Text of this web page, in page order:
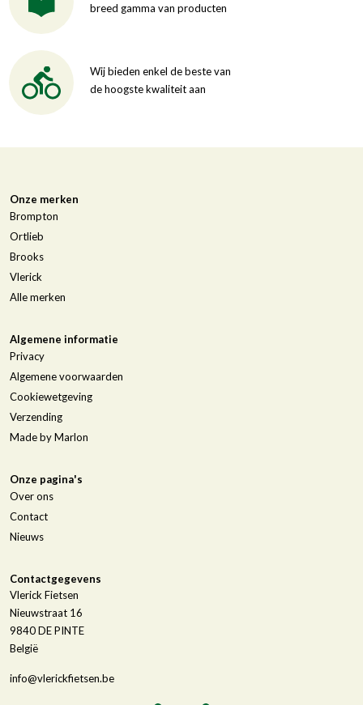
breed gamma van producten
Wij bieden enkel de beste van
de hoogste kwaliteit aan
Onze merken
Brompton
Ortlieb
Brooks
Vlerick
Alle merken
Algemene informatie
Privacy
Algemene voorwaarden
Cookiewetgeving
Verzending
Made by Marlon
Onze pagina's
Over ons
Contact
Nieuws
Contactgegevens
Vlerick Fietsen
Nieuwstraat 16
9840DE PINTE
België
info@vlerickfietsen.be